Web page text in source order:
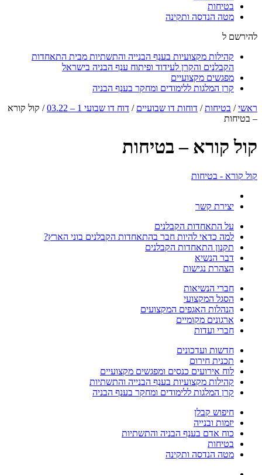
בטיחות
מטה הנדסה ותקינה
להירשם ל
קהילות מקצועיות בענף הבנייה והתשתיות מבית התאחדות
הקבלנים והקרן לעידוד ופיתוח ענף הבניה בישראל
מפגשים מקצועיים
קרן המלגות ללימודים ומחקר בענף הבניה
ראשי/ בטיחות/ דוחות דו שבועיים / דוח דו שבועי 1 – 03.22 / קול קורא
– בטיחות
קול קורא – בטיחות
קול קורא - בטיחות
יצירת קשר
על התאחדות הקבלנים
למה כדאי להיות חבר בהתאחדות הקבלנים בוני הארץ?
תקנון התאחדות הקבלנים
דבר הנשיא
הצהרת נגישות
חברי הנשיאות
הסגל המקצועי
הנהלות האגפים המקצועים
ארגונים מקומיים
חברי ועדות
חדשות ועדכונים
תכנית חירום
לוח אירועים כנסים ומפגשים מקצועיים
קהילות מקצועיות בענף הבנייה והתשתיות
קרן המלגות ללימודים ומחקר בענף הבניה
חיפוש קבלן
יזמות ובנייה
כוח אדם בענף הבניה והתשתיות
בטיחות
מטה הנדסה ותקינה